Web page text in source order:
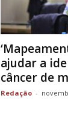
ajudar a
câncer de
Redação -